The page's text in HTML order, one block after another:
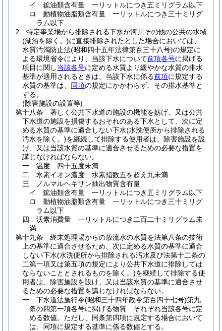
イ
鉱油類含有量 一リットルにつき五ミリグラム以下
ロ
動植物油脂類含有量 一リットルにつき三十ミリグ
ラム以下
2
特定事業場から排除される下水が河川その他の公共の水域
(湖沼を除く。)に直接排除されたとした場合においては、
水質汚濁防止法(昭和四十五年法律第百三十八号)の規定に
よる環境省令により、当該下水について前項各号に掲げる
項目に関し当該各号に定める水質より緩やかな水質の排水
基準が適用されるときは、当該下水に係る前項に規定する
水質の基準は、 同項の規定にかかわらず、その排水基準と
する。
(除害施設の設置等)
第十八条
著しく公共下水道の施設の機能を妨げ、又は公共
下水道の施設を損傷するおそれのある下水として、次に定
める水質の基準に適合しない下水(水洗便所から排除される
汚水を除く。)を継続して排除する使用者は、除害施設を設
け、又は当該水質の基準に適合させるための必要な措置を
講じなければならない。
一
温度 四十五度未満
二
水素イオン濃度 水素指数五を超え九未満
三
ノルマルヘキサン抽出物質含有量
イ
鉱油類含有量 一リットルにつき五ミリグラム以下
ロ
動植物油脂類含有量 一リットルにつき三十ミリグ
ラム以下
四
沃素消費量 一リットルにつき二百二十ミリグラム未
満
第十九条
終末処理場からの放流水の水質を法第八条の技術
上の基準に適合させるため、次に定める水質の基準に適合
しない下水(水洗便所から排除される汚水及び法第十二条の
二第一項又は第五項の規定により公共下水道に排除しては
ならないこととされるものを除く。)を継続して排除する使
用者は、除害施設を設け、又は当該水質の基準に適合させ
るための必要な措置を講じなければならない。
一
下水道法施行令(昭和三十四年政令第百四十七号)第九
条の四第一項各号に掲げる物質 それぞれ当該各号に定
める数値。 ただし、同条第四項に規定する場合において
は、同項に規定する基準に係る数値とする。